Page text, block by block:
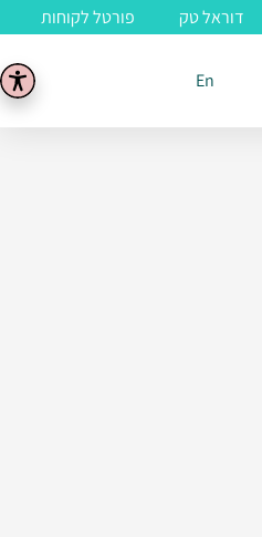
דוראל טק פורטל לקוחות
En